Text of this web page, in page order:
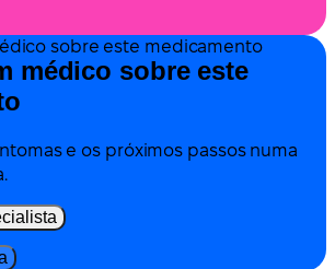
médico sobre este
e os próximos passos numa